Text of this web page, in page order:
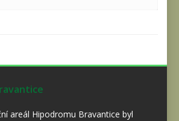
areál Hipodromu Bravantice byl